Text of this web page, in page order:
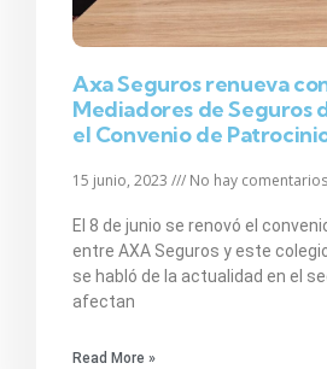
Axa Seguros renueva
Mediadores de Seguros
el Convenio de
15 junio, 2023 No hay comentarios
El 8 de junio se renovó el
entre AXA Seguros y este
se habló de la actualidad en el
afectan
Read More »